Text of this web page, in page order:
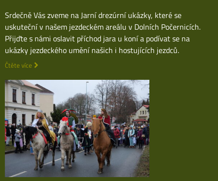
Srdečně Vás zveme na Jarní drezúrní ukázky, které se
uskuteční v našem jezdeckém areálu v Dolních Počernicích.
Přijďte s námi oslavit příchod jara u koní a podívat se na
ukázky jezdeckého umění našich i hostujících jezdců.
Čtěte více